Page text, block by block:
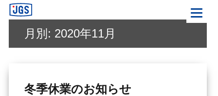
月別: 2020年11月
冬季休業のお知らせ